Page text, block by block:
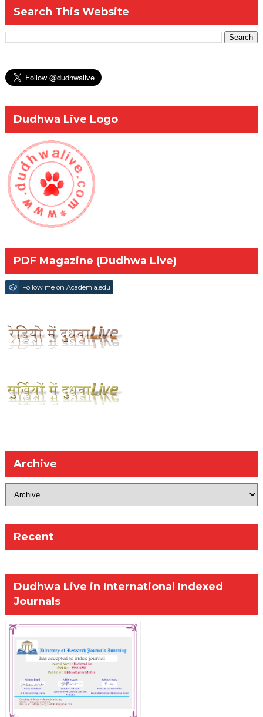
Search This Website
Dudhwa Live Logo
PDF Magazine (Dudhwa Live)
Follow me on Academia.edu
Archive
Recent
Dudhwa Live in International Indexed
Journals